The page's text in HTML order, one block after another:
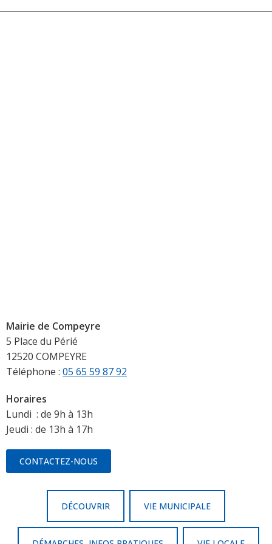
Mairie de Compeyre
5 Place du Périé
12520 COMPEYRE
Téléphone : 05 65 59 87 92
Horaires
Lundi : de 9h à 13h
Jeudi : de 13h à 17h
CONTACTEZ-NOUS
DÉCOUVRIR VIE MUNICIPALE